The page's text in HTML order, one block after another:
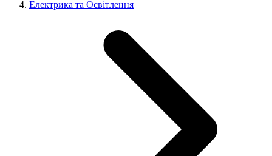
Електрика та Освітлення